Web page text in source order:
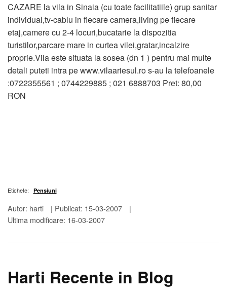
CAZARE la vila in Sinaia (cu toate facilitatiile) grup sanitar
individual,tv-cablu in fiecare camera,living pe fiecare
etaj,camere cu 2-4 locuri,bucatarie la dispozitia
turistilor,parcare mare in curtea vilei,gratar,incalzire
proprie.Vila este situata la sosea (dn 1 ) pentru mai multe
detali puteti intra pe www.vilaariesul.ro s-au la telefoanele
:0722355561 ; 0744229885 ; 021 6888703 Pret: 80,00
RON
Etichete: Pensiuni
Autor: harti | Publicat: 15-03-2007
|
Ultima modificare: 16-03-2007
Harti Recente in Blog